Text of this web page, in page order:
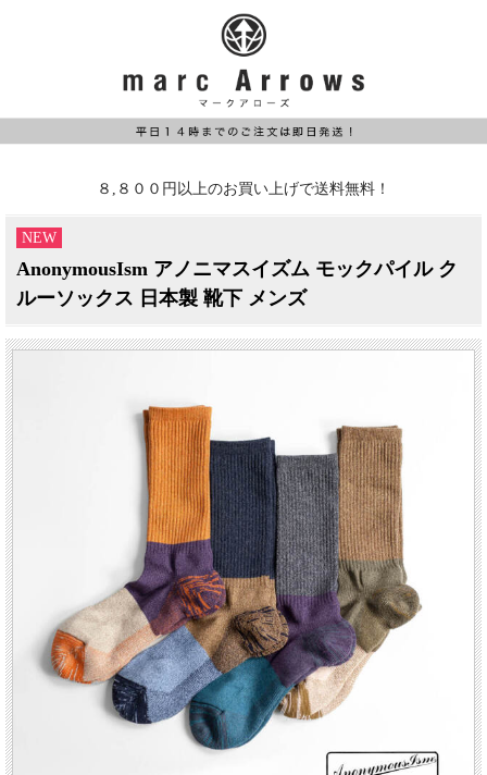
８,８００円以上のお買い上げで送料無料！
NEW
AnonymousIsm アノニマスイズム モックパイル ク
ルーソックス 日本製 靴下 メンズ